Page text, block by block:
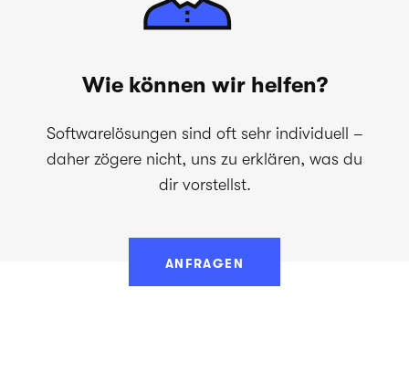
Wie können wir helfen?
Softwarelösungen sind oft sehr individuell –
daher zögere nicht, uns zu erklären, was du
dir vorstellst.
ANFRAGEN